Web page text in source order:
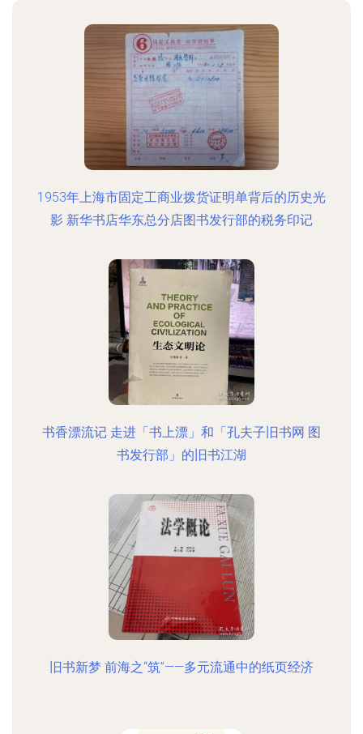
1953年上海市固定工商业拨货证明单背后的历史光
影 新华书店华东总分店图书发行部的税务印记
书香漂流记 走进「书上漂」和「孔夫子旧书网 图
书发行部」的旧书江湖
旧书新梦 前海之“筑”——多元流通中的纸页经济